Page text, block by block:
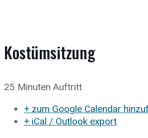
Kostümsitzung
25 Minuten Auftritt
+ zum Google Calendar
+ iCal / Outlook export